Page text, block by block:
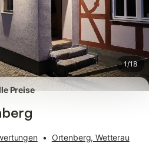
1/18
Preise
• Ortenberg, Wetterau